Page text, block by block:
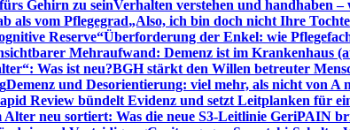
Gehirn zu seinVerhalten verstehen und handhaben
als vom Pflegegrad„Also, ich bin doch nicht Ihre
Reserve“Überforderung der Enkel: wie
Mehraufwand: Demenz ist im Krankenhaus
Was ist neu?BGH stärkt den Willen betreuter
Demenz und Desorientierung: viel mehr, als nicht von A
Review bündelt Evidenz und setzt Leitplanken für
Alter neu sortiert: Was die neue S3-Leitlinie GeriPAIN